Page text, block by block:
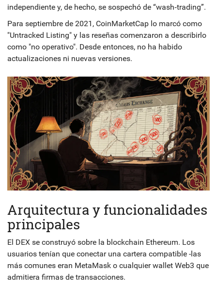
independiente y, de hecho, se sospechó de “wash‑trading”.
Para septiembre de 2021, CoinMarketCap lo marcó como
"Untracked Listing" y las reseñas comenzaron a describirlo
como "no operativo". Desde entonces, no ha habido
actualizaciones ni nuevas versiones.
Arquitectura y funcionalidades
principales
El DEX se construyó sobre la blockchain Ethereum. Los
usuarios tenían que conectar una cartera compatible -las
más comunes eran MetaMask o cualquier wallet Web3 que
admitiera firmas de transacciones.